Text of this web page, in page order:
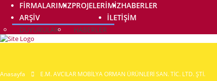
FIRMALARIMIZPROJELERIMIZHABERLER
ARŞIV
DUYURULAR HABERLER
İLETIŞIM
Anasayfa E.M. AVCILAR MOBİLYA ORMAN ÜRÜNLERİ SAN. TİC. LTD. ŞTİ.